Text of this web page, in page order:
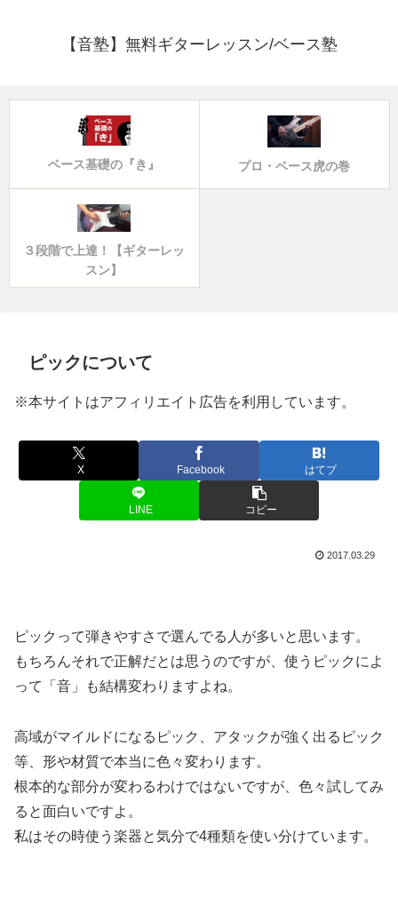
【音塾】無料ギターレッスン/ベース塾
ベース基礎の『き』 プロ・ベース虎の巻
３段階で上達！【ギターレッ
スン】
ピックについて
※本サイトはアフィリエイト広告を利用しています。
X Facebook はてブ
LINE コピー
2017.03.29
ピックって弾きやすさで選んでる人が多いと思います。
もちろんそれで正解だとは思うのですが、使うピックによ
って「音」も結構変わりますよね。
高域がマイルドになるピック、アタックが強く出るピック
等、形や材質で本当に色々変わります。
根本的な部分が変わるわけではないですが、色々試してみ
ると面白いですよ。
私はその時使う楽器と気分で4種類を使い分けています。